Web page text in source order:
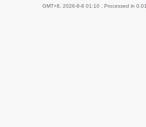
GMT+8, 2026-8-8 01:10 , Processed in